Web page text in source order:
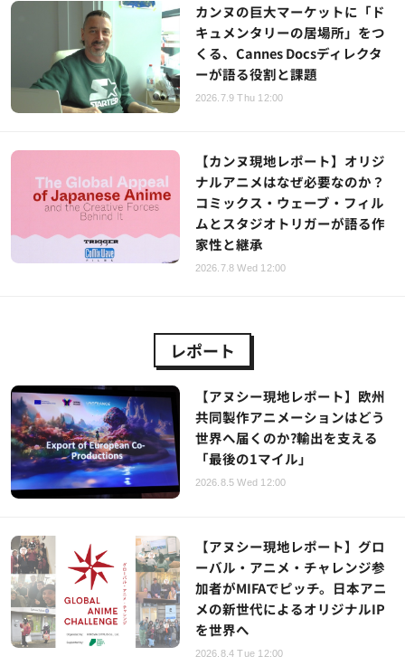
カンヌの巨大マーケットに「ド
キュメンタリーの居場所」をつ
くる、Cannes Docsディレクタ
ーが語る役割と課題
2026.7.9 Thu 12:00
【カンヌ現地レポート】オリジ
ナルアニメはなぜ必要なのか？
コミックス・ウェーブ・フィル
ムとスタジオトリガーが語る作
家性と継承
2026.7.8 Wed 12:00
レポート
【アヌシー現地レポート】欧州
共同製作アニメーションはどう
世界へ届くのか?輸出を支える
「最後の1マイル」
2026.8.5 Wed 12:00
【アヌシー現地レポート】グロ
ーバル・アニメ・チャレンジ参
加者がMIFAでピッチ。日本アニ
メの新世代によるオリジナルIP
を世界へ
2026.8.4 Tue 12:00